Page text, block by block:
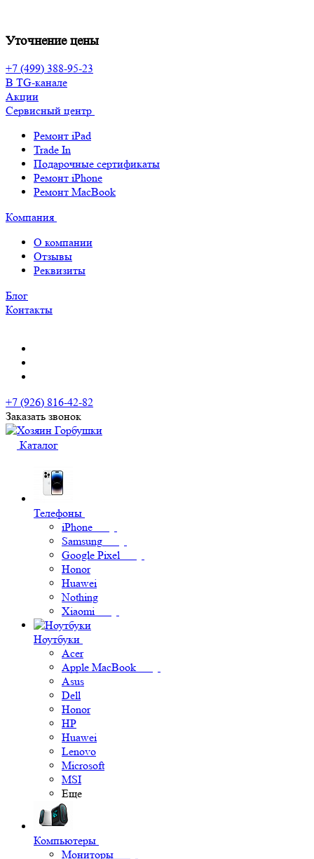
Уточнение цены
+7 (499) 388-95-23
В TG-канале
Акции
Сервисный центр
Ремонт iPad
Trade In
Подарочные сертификаты
Ремонт iPhone
Ремонт MacBook
Компания
О компании
Отзывы
Реквизиты
Блог
Контакты
+7 (926) 816-42-82
Заказать звонок
Каталог
Телефоны
iPhone
Samsung
Google Pixel
Honor
Huawei
Nothing
Xiaomi
Ноутбуки
Acer
Apple MacBook
Asus
Dell
Honor
HP
Huawei
Lenovo
Microsoft
MSI
Еще
Компьютеры
Мониторы